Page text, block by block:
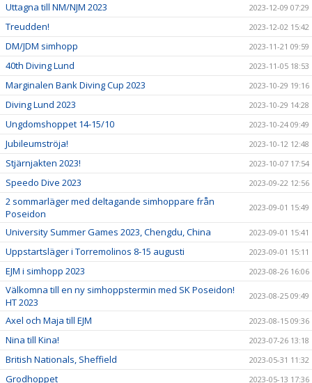
Uttagna till NM/NJM 2023 2023-12-09 07:29
Treudden! 2023-12-02 15:42
DM/JDM simhopp 2023-11-21 09:59
40th Diving Lund 2023-11-05 18:53
Marginalen Bank Diving Cup 2023 2023-10-29 19:16
Diving Lund 2023 2023-10-29 14:28
Ungdomshoppet 14-15/10 2023-10-24 09:49
Jubileumströja! 2023-10-12 12:48
Stjärnjakten 2023! 2023-10-07 17:54
Speedo Dive 2023 2023-09-22 12:56
2 sommarläger med deltagande simhoppare från
Poseidon
2023-09-01 15:49
University Summer Games 2023, Chengdu, China 2023-09-01 15:41
Uppstartsläger i Torremolinos 8-15 augusti 2023-09-01 15:11
EJM i simhopp 2023 2023-08-26 16:06
Välkomna till en ny simhoppstermin med SK Poseidon!
HT 2023
2023-08-25 09:49
Axel och Maja till EJM 2023-08-15 09:36
Nina till Kina! 2023-07-26 13:18
British Nationals, Sheffield 2023-05-31 11:32
Grodhoppet 2023-05-13 17:36